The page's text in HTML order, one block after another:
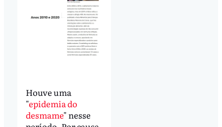
Houve uma
"epidemia do
desmame" nesse